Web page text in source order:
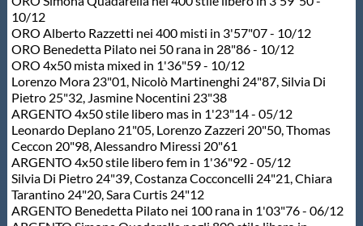
GUG
Scuole Nuoto
Propaganda
Centri Federali
Area Legislativa
10/12
ORO Alberto Razzetti nei 400 misti in 3'57"07 - 10/12
ORO Benedetta Pilato nei 50 rana in 28"86 - 10/12
ORO 4x50 mista mixed in 1'36"59 - 10/12
Lorenzo Mora 23"01, Nicolò Martinenghi 24"87, Silvia Di
Pietro 25"32, Jasmine Nocentini 23"38
ARGENTO 4x50 stile libero mas in 1'23"14 - 05/12
Leonardo Deplano 21"05, Lorenzo Zazzeri 20"50, Thomas
Ceccon 20"98, Alessandro Miressi 20"61
ARGENTO 4x50 stile libero fem in 1'36"92 - 05/12
Silvia Di Pietro 24"39, Costanza Cocconcelli 24"21, Chiara
Tarantino 24"20, Sara Curtis 24"12
ARGENTO Benedetta Pilato nei 100 rana in 1'03"76 - 06/12